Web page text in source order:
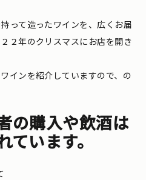
って造ったワインを、広くお届
２年のクリスマスにお店を開き
インを紹介していますので、の
の購入や飲酒は
います。